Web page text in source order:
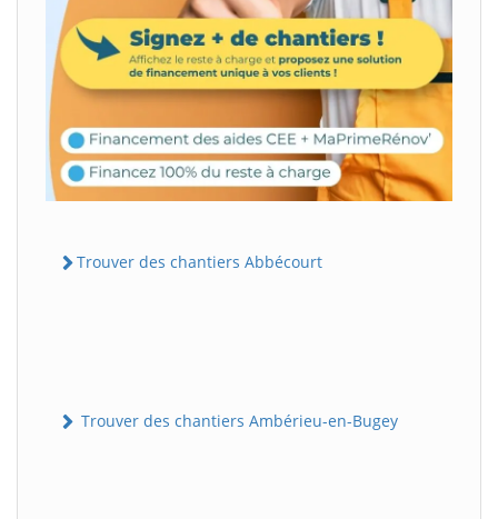
Trouver des chantiers Abbécourt
Trouver des chantiers Ambérieu-en-Bugey